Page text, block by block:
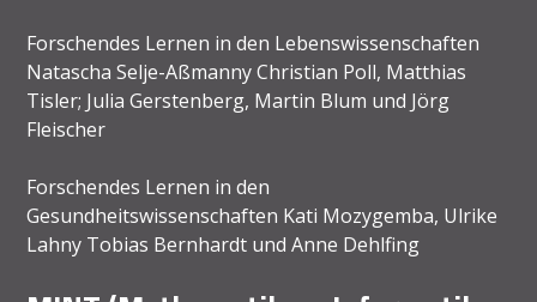
Forschendes Lernen in den Lebenswissenschaften
Natascha Selje-Aßmanny Christian Poll, Matthias
Tisler; Julia Gerstenberg, Martin Blum und Jörg
Fleischer
Forschendes Lernen in den
Gesundheitswissenschaften Kati Mozygemba, Ulrike
Lahny Tobias Bernhardt und Anne Dehlfing